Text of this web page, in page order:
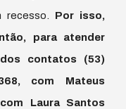
recesso. Por isso,
para atender
contatos (53)
com Mateus
Laura Santos